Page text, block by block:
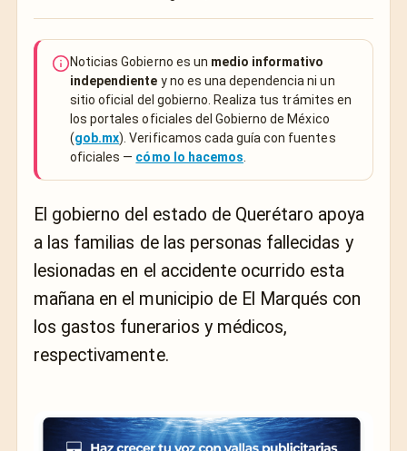
Noticias Gobierno es un medio informativo
independiente y no es una dependencia ni un
sitio oficial del gobierno. Realiza tus trámites en
los portales oficiales del Gobierno de México
(gob.mx). Verificamos cada guía con fuentes
oficiales — cómo lo hacemos
El gobierno del estado de Querétaro apoya
a las familias de las personas fallecidas y
lesionadas en el accidente ocurrido esta
mañana en el municipio de El Marqués con
los gastos funerarios y médicos,
respectivamente.